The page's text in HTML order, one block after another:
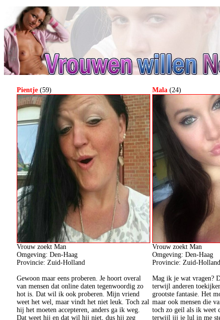
Pientje (59)
Vrouw zoekt Man
Omgeving: Den-Haag
Provincie: Zuid-Holland
Gewoon maar eens proberen. Je hoort overal
van mensen dat online daten tegenwoordig zo
hot is. Dat wil ik ook proberen. Mijn vriend
weet het wel, maar vindt het niet leuk. Toch zal
hij het moeten accepteren, anders ga ik weg.
Dat weet hij en dat wil hij niet, dus hij zeg
Mala (24)
Vrouw zoekt Man
Omgeving: Den-Haag
Provincie: Zuid-Holland
Mag ik je wat vragen?
terwijl anderen
grootste fantasie. Het
maar ook mensen die
toch zo geil als ik weet
terwijl jij je lul in me